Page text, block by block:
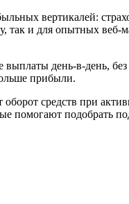
вертикалей:
и для опытных веб-
день-в-день,
прибыли.
средств при
помогают подобрать